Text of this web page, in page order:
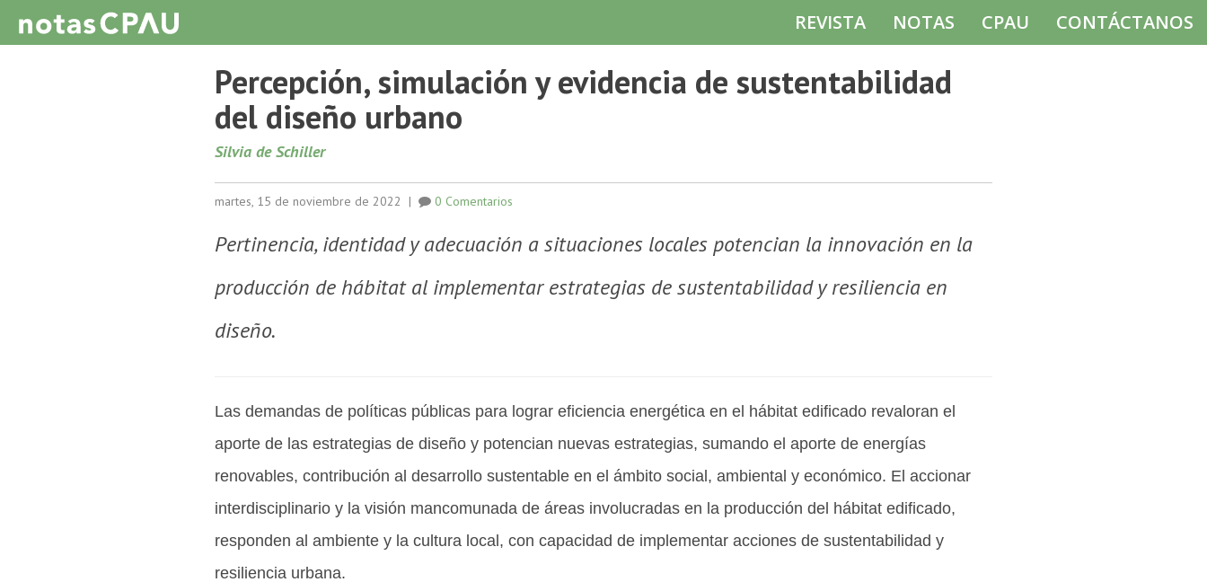
REVISTA NOTAS CPAU CONTÁCTANOS
Percepción, simulación y evidencia de sustentabilidad
del diseño urbano
Silvia de Schiller
martes, 15 de noviembre de 2022 | 0 Comentarios
Pertinencia, identidad y adecuación a situaciones locales potencian la innovación en la
producción de hábitat al implementar estrategias de sustentabilidad y resiliencia en
diseño.
Las demandas de políticas públicas para lograr eficiencia energética en el hábitat edificado revaloran el
aporte de las estrategias de diseño y potencian nuevas estrategias, sumando el aporte de energías
renovables, contribución al desarrollo sustentable en el ámbito social, ambiental y económico. El accionar
interdisciplinario y la visión mancomunada de áreas involucradas en la producción del hábitat edificado,
responden al ambiente y la cultura local, con capacidad de implementar acciones de sustentabilidad y
resiliencia urbana.